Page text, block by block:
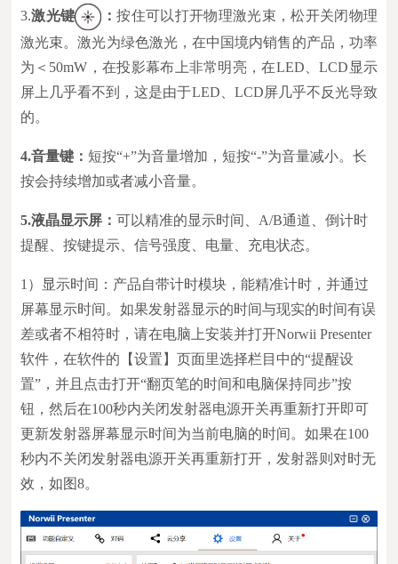
3.激光键 ：按住可以打开物理激光束，松开关闭物理
激光束。激光为绿色激光，在中国境内销售的产品，功率
为＜50mW，在投影幕布上非常明亮，在LED、LCD显示
屏上几乎看不到，这是由于LED、LCD屏几乎不反光导致
的。
4.音量键：短按“+”为音量增加，短按“-”为音量减小。长
按会持续增加或者减小音量。
5.液晶显示屏： 可以精准的显示时间、A/B通道、倒计时
提醒、按键提示、信号强度、电量、充电状态。
1）显示时间：产品自带计时模块，能精准计时，并通过
屏幕显示时间。如果发射器显示的时间与现实的时间有误
差或者不相符时，请在电脑上安装并打开Norwii Presenter
软件，在软件的【设置】页面里选择栏目中的“提醒设
置”，并且点击打开“翻页笔的时间和电脑保持同步”按
钮，然后在100秒内关闭发射器电源开关再重新打开即可
更新发射器屏幕显示时间为当前电脑的时间。如果在100
秒内不关闭发射器电源开关再重新打开，发射器则对时无
效，如图8。